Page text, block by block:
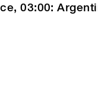
03:00: